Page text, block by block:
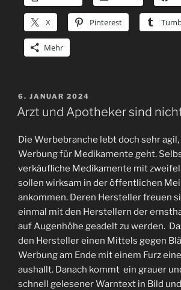
X Pinterest
Mehr
VERÖFFENTLICHT
AM
6. JANUAR 2024
Arzt und Apotheker sind
Die Werbebranche lebt doch sehr
Werbung für Medikamente geht.
verkäufliche Medikamente mit
sollen wirksam in der öffentlichen
ankommen. Deren Hersteller freuen
einmal mit den Herstellern der
auf Augenhöhe geadelt zu werden.
den Hersteller einen Mittels gegen
Werbung am Ende mit einem Furz
aushallt. Danach kommt ein grauer
schnell gelesener Warntext in Bild